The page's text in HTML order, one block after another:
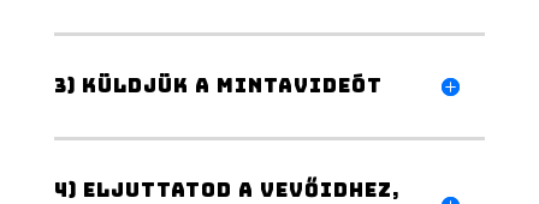
3) Küldjük a mintavideót
4) Eljuttatod a vevőidhez,